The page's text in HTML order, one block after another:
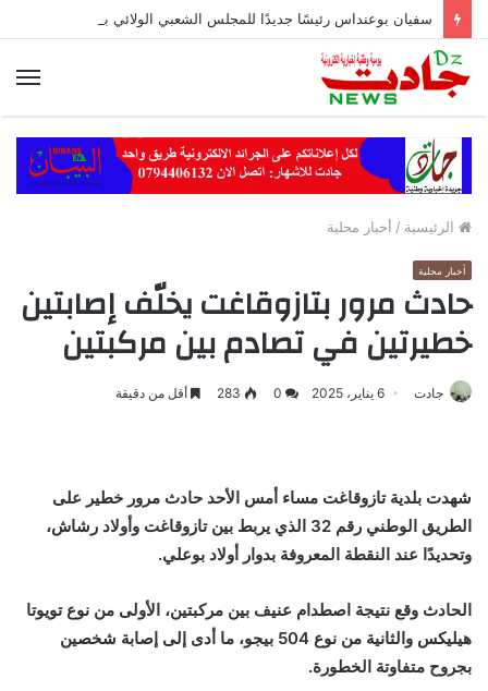
الرئيسية / أخبار محلية
أخبار محلية
حادث مرور بتازوقاغت يخلّف إصابتين
خطيرتين في تصادم بين مركبتين
جادت 6 يناير، 2025 0
283 أقل من دقيقة
شهدت بلدية تازوقاغت مساء أمس الأحد حادث مرور خطير على
الطريق الوطني رقم 32 الذي يربط بين تازوقاغت وأولاد رشاش،
وتحديدًا عند النقطة المعروفة بدوار أولاد بوعلي.
الحادث وقع نتيجة اصطدام عنيف بين مركبتين، الأولى من نوع تويوتا
هيليكس والثانية من نوع 504 بيجو، ما أدى إلى إصابة شخصين
بجروح متفاوتة الخطورة.